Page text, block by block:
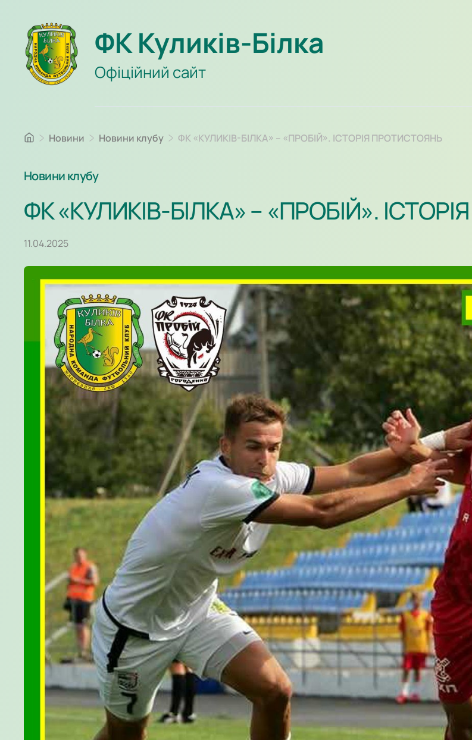
ФК Куликів-Білка
Офіційний сайт
Новини Новини клубу ФК «КУЛИКІВ-БІЛКА» – «ПРОБІЙ». ІСТОРІЯ ПРОТИСТОЯНЬ
Новини клубу
ФК «КУЛИКІВ-БІЛКА» – «ПРОБІЙ».
11.04.2025